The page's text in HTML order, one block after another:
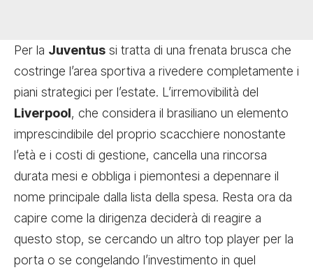
Per la Juventus si tratta di una frenata brusca che
costringe l’area sportiva a rivedere completamente i
piani strategici per l’estate. L’irremovibilità del
Liverpool, che considera il brasiliano un elemento
imprescindibile del proprio scacchiere nonostante
l’età e i costi di gestione, cancella una rincorsa
durata mesi e obbliga i piemontesi a depennare il
nome principale dalla lista della spesa. Resta ora da
capire come la dirigenza deciderà di reagire a
questo stop, se cercando un altro top player per la
porta o se congelando l’investimento in quel